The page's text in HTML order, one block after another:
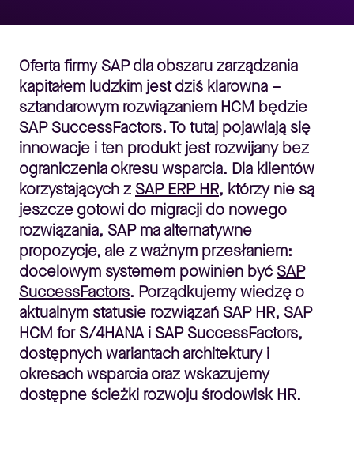
Oferta firmy SAP dla obszaru zarządzania
kapitałem ludzkim jest dziś klarowna –
sztandarowym rozwiązaniem HCM będzie
SAP SuccessFactors. To tutaj pojawiają się
innowacje i ten produkt jest rozwijany bez
ograniczenia okresu wsparcia. Dla klientów
korzystających zSAP ERP HR, którzy nie są
jeszcze gotowi do migracji do nowego
rozwiązania, SAP ma alternatywne
propozycje, ale z ważnym przesłaniem:
docelowym systemem powinien byćSAP
SuccessFactors. Porządkujemy wiedzę o
aktualnym statusie rozwiązań SAP HR, SAP
HCM for S/4HANA i SAP SuccessFactors,
dostępnych wariantach architektury i
okresach wsparcia oraz wskazujemy
dostępne ścieżki rozwoju środowisk HR.